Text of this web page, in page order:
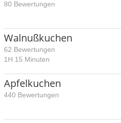
80 Bewertungen
Walnußkuchen
62 Bewertungen
1H 15 Minuten
Apfelkuchen
440 Bewertungen